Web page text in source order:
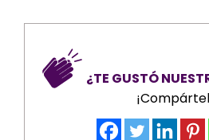
¿TE GUSTÓ